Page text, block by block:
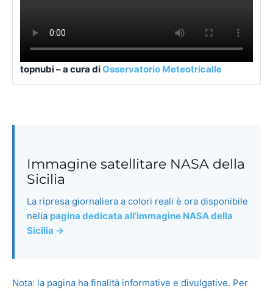
topnubi – a cura diOsservatorio Meteotricalle
Immagine satellitare NASA della
Sicilia
La ripresa giornaliera a colori reali è ora disponibile
nella pagina dedicata all’immagine NASA della
Sicilia →
Nota: la pagina ha finalità informative e divulgative. Per